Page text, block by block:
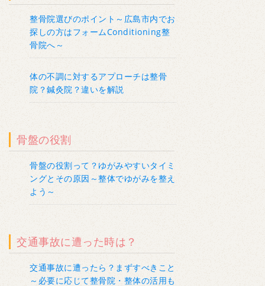
整骨院選びのポイント～広島市内でお
探しの方はフォームConditioning整
骨院へ～
体の不調に対するアプローチは整骨
院？鍼灸院？違いを解説
骨盤の役割
骨盤の役割って？ゆがみやすいタイミ
ングとその原因～整体でゆがみを整え
よう～
交通事故に遭った時は？
交通事故に遭ったら？まずすべきこと
～必要に応じて整骨院・整体の活用も